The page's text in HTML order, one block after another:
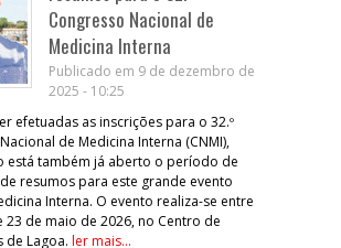
Congresso Nacional de
Medicina Interna
Publicado em 9 de dezembro de
2025 - 10:25
efetuadas as inscrições para o 32.º
de Medicina Interna (CNMI),
está também já aberto o período de
resumos para este grande evento
Interna. O evento realiza-se entre
23 de maio de 2026, no Centro de
de Lagoa. ler mais...